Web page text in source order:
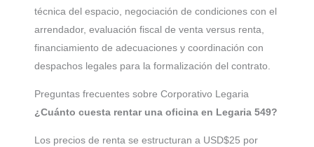
técnica del espacio, negociación de condiciones con el
arrendador, evaluación fiscal de venta versus renta,
financiamiento de adecuaciones y coordinación con
despachos legales para la formalización del contrato.
Preguntas frecuentes sobre Corporativo Legaria
¿Cuánto cuesta rentar una oficina en Legaria 549?
Los precios de renta se estructuran a USD$25 por